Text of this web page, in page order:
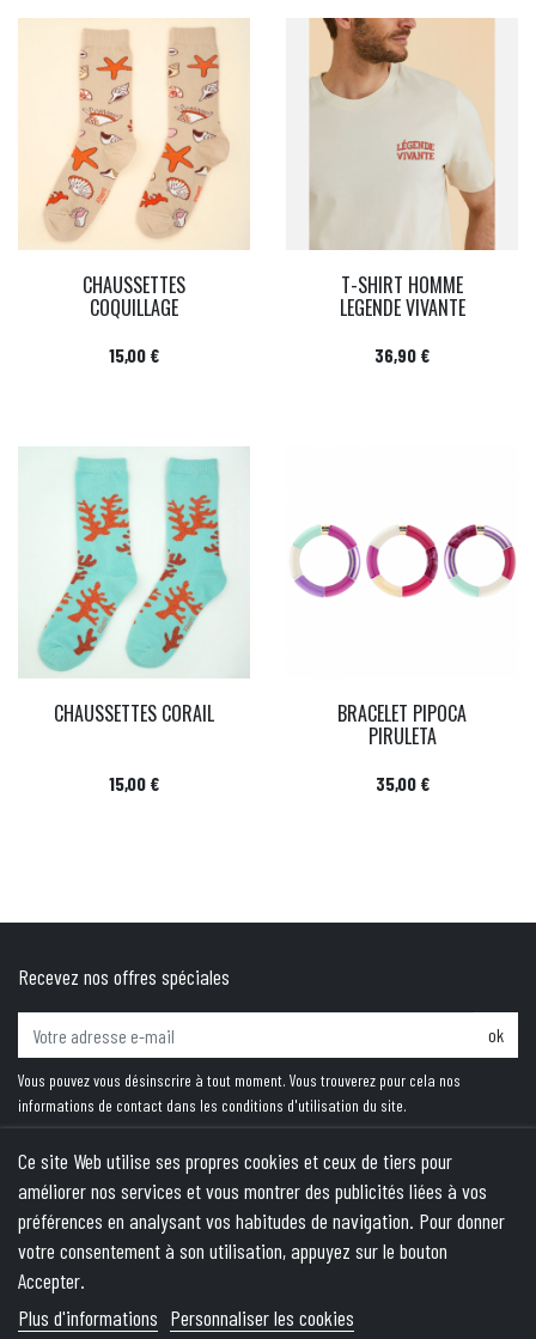
CHAUSSETTES
COQUILLAGE
Prix
15,00 €
T-SHIRT HOMME
LEGENDE VIVANTE
Prix
36,90 €
CHAUSSETTES CORAIL
Prix
15,00 €
BRACELET PIPOCA
PIRULETA
Prix
35,00 €
Recevez nos offres spéciales
ok
Vous pouvez vous désinscrire à tout moment. Vous trouverez pour cela nos
informations de contact dans les conditions d'utilisation du site.
PRODUITS
NOTRE SOCIÉTÉ
VOTRE COMPTE
Ce site Web utilise ses propres cookies et ceux de tiers pour
améliorer nos services et vous montrer des publicités liées à vos
préférences en analysant vos habitudes de navigation. Pour donner
votre consentement à son utilisation, appuyez sur le bouton
Accepter.
Plus d'informations Personnaliser les cookies